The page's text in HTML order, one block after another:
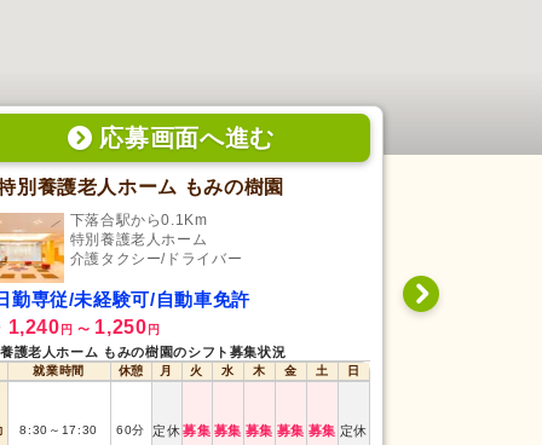
応募画面へ進む
別養護老人ホーム もみの樹園
下落合駅から0.1Km
特別養護老人ホーム
介護タクシー/ドライバー
勤専従/未経験可/自動車免許
1,240 円 〜 1,250 円
護老人ホーム もみの樹園のシフト募集状況
就業時間 休憩 月 火 水 木 金 土 日
8:30 ～ 17:30 60分 定休 募集 募集 募集 募集 募集 定休
シフト制/未